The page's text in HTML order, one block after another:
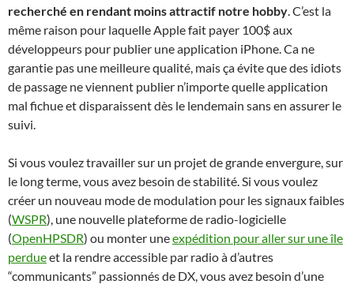
recherché en rendant moins attractif notre hobby . C’est la
même raison pour laquelle Apple fait payer 100$ aux
développeurs pour publier une application iPhone. Ca ne
garantie pas une meilleure qualité, mais ça évite que des idiots
de passage ne viennent publier n’importe quelle application
mal fichue et disparaissent dès le lendemain sans en assurer le
suivi.
Si vous voulez travailler sur un projet de grande envergure, sur
le long terme, vous avez besoin de stabilité. Si vous voulez
créer un nouveau mode de modulation pour les signaux faibles
(WSPR), une nouvelle plateforme de radio-logicielle
(OpenHPSDR) ou monter uneexpédition pour aller sur une île
perdueet la rendre accessible par radio à d’autres
“communicants” passionnés de DX, vous avez besoin d’une